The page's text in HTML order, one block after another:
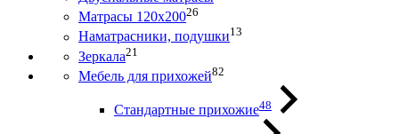
Матрасы 120х20026
Наматрасники, подушки13
Зеркала21
Мебель для прихожей82
Стандартные прихожие48